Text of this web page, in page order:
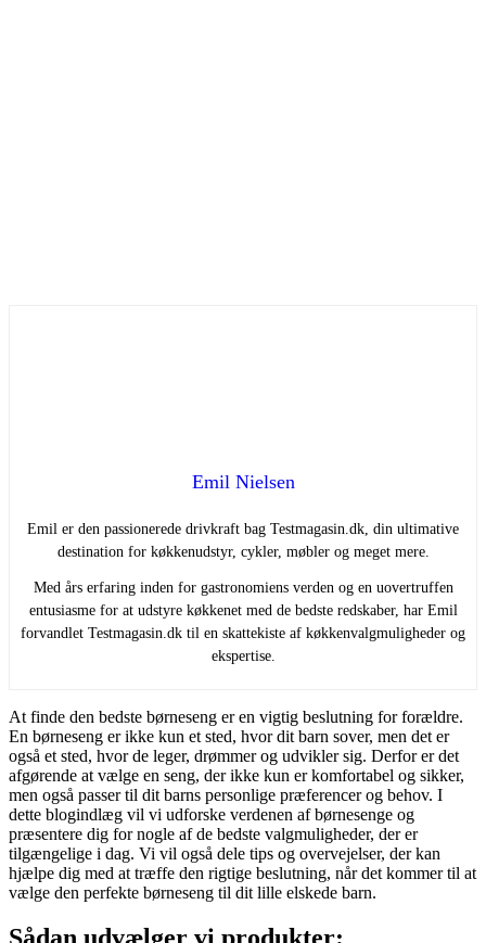
Emil Nielsen
Emil er den passionerede drivkraft bag Testmagasin.dk, din ultimative
destination for køkkenudstyr, cykler, møbler og meget mere.
Med års erfaring inden for gastronomiens verden og en uovertruffen
entusiasme for at udstyre køkkenet med de bedste redskaber, har Emil
forvandlet Testmagasin.dk til en skattekiste af køkkenvalgmuligheder og
ekspertise.
At finde den bedste børneseng er en vigtig beslutning for forældre.
En børneseng er ikke kun et sted, hvor dit barn sover, men det er
også et sted, hvor de leger, drømmer og udvikler sig. Derfor er det
afgørende at vælge en seng, der ikke kun er komfortabel og sikker,
men også passer til dit barns personlige præferencer og behov. I
dette blogindlæg vil vi udforske verdenen af børnesenge og
præsentere dig for nogle af de bedste valgmuligheder, der er
tilgængelige i dag. Vi vil også dele tips og overvejelser, der kan
hjælpe dig med at træffe den rigtige beslutning, når det kommer til at
vælge den perfekte børneseng til dit lille elskede barn.